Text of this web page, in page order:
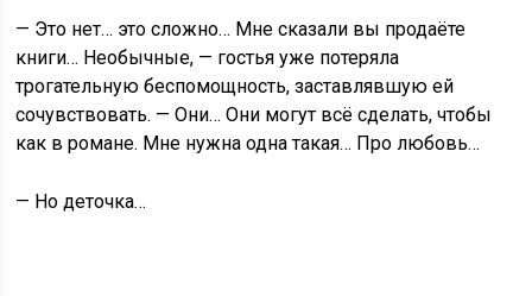
— Это нет… это сложно… Мне сказали вы продаёте
книги… Необычные, — гостья уже потеряла
трогательную беспомощность, заставлявшую ей
сочувствовать. — Они… Они могут всё сделать, чтобы
как в романе. Мне нужна одна такая… Про любовь…
— Но деточка…